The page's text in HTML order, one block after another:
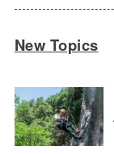
New Topics